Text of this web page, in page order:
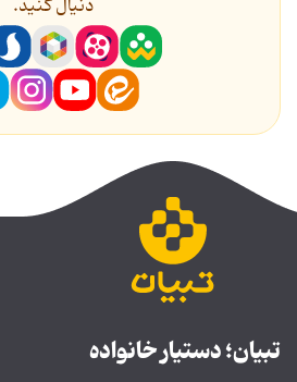
دنیال کنید.
تبیان؛ دستیار خانواده